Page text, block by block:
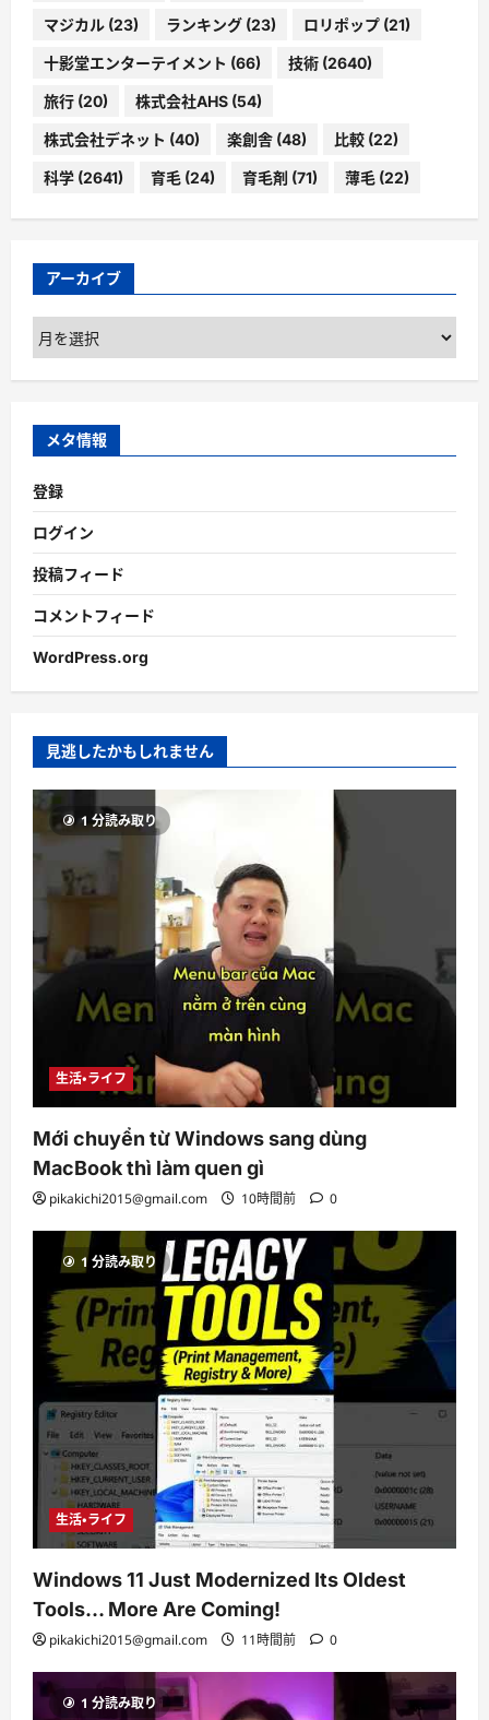
マジカル (23) ランキング (23) ロリポップ (21)
十影堂エンターテイメント (66) 技術 (2640)
旅行 (20) 株式会社AHS (54)
株式会社デネット (40) 楽創舎 (48) 比較 (22)
科学 (2641) 育毛 (24) 育毛剤 (71) 薄毛 (22)
アーカイブ
ア
ー
カ
ブ
メタ情報
登録
ログイン
投稿フィード
コメントフィード
WordPress.org
見逃したかもしれません
1 分読み取り
生活・ライフ
Mới chuyển từ Windows sang dùng
MacBook thì làm quen gì
pikakichi2015@gmail.com 10時間前 0
1 分読み取り
生活・ライフ
Windows 11 Just Modernized Its Oldest
Tools… More Are Coming!
pikakichi2015@gmail.com 11時間前 0
1 分読み取り